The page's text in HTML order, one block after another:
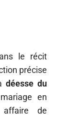
le récit
précise
déesse du
en
affaire de